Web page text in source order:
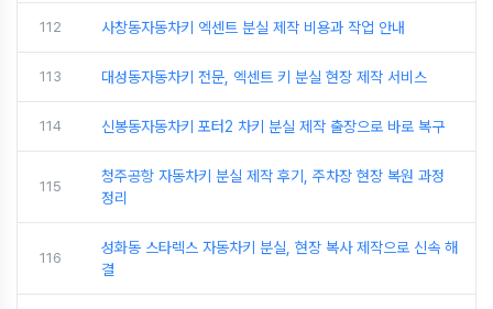
112 사창동자동차키 엑센트 분실 제작 비용과 작업 안내
113 대성동자동차키 전문, 엑센트 키 분실 현장 제작 서비스
114 신봉동자동차키 포터2 차키 분실 제작 출장으로 바로 복구
115
청주공항 자동차키 분실 제작 후기, 주차장 현장 복원 과정
정리
116
성화동 스타렉스 자동차키 분실, 현장 복사 제작으로 신속 해
결